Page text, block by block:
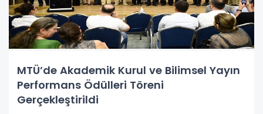
MTÜ’de Akademik Kurul ve Bilimsel Yayın
Performans Ödülleri Töreni
Gerçekleştirildi